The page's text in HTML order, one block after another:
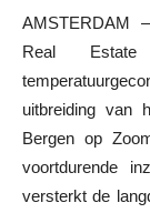
AMSTERDAM
Real
uitbreiding van
Bergen op
voortdurende
versterkt de